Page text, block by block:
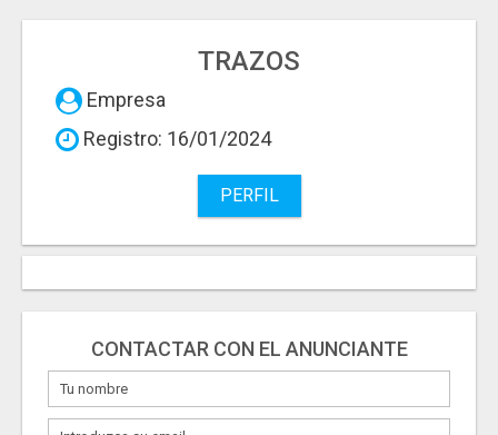
TRAZOS
Empresa
Registro: 16/01/2024
PERFIL
CONTACTAR CON EL ANUNCIANTE